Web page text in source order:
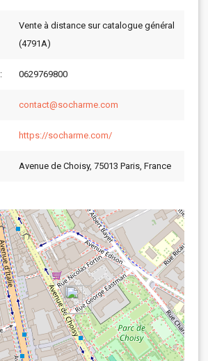
Vente à distance sur catalogue général
(4791A)
0629769800
contact@socharme.com
https://socharme.com/
Avenue de Choisy, 75013 Paris, France